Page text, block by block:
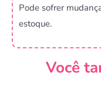
Pode sofrer
estoque.
Você